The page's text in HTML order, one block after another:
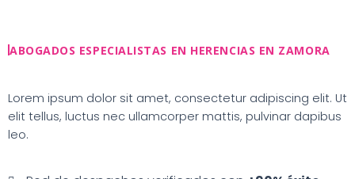
contenido
ABOGADOS ESPECIALISTAS EN HERENCIAS EN ZAMORA
Lorem ipsum dolor sit amet, consectetur adipiscing elit. Ut
elit tellus, luctus nec ullamcorper mattis, pulvinar dapibus
leo.